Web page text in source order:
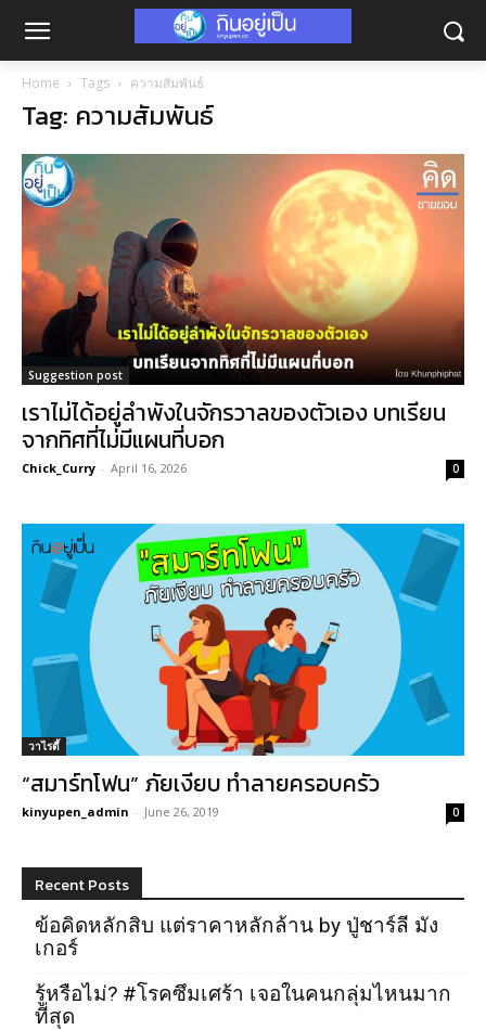
Home Tags ความสัมพันธ์
Tag: ความสัมพันธ์
Suggestion post
เราไม่ได้อยู่ลำพังในจักรวาลของตัวเอง บทเรียน
จากทิศที่ไม่มีแผนที่บอก
Chick_Curry - April 16, 2026 0
วาไรตี้
“สมาร์ทโฟน” ภัยเงียบ ทำลายครอบครัว
kinyupen_admin - June 26, 2019 0
Recent Posts
ข้อคิดหลักสิบ แต่ราคาหลักล้าน by ปู่ชาร์ลี มัง
เกอร์
รู้หรือไม่? #โรคซึมเศร้า เจอในคนกลุ่มไหนมาก
ที่สุด